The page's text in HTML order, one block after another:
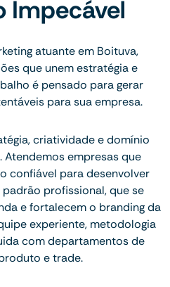
Impecável
atuante em Boituva,
que unem estratégia e
é pensado para gerar
para sua empresa.
criatividade e domínio
empresas que
confiável para desenvolver
profissional, que se
e fortalecem o branding da
experiente, metodologia
com departamentos de
e trade.